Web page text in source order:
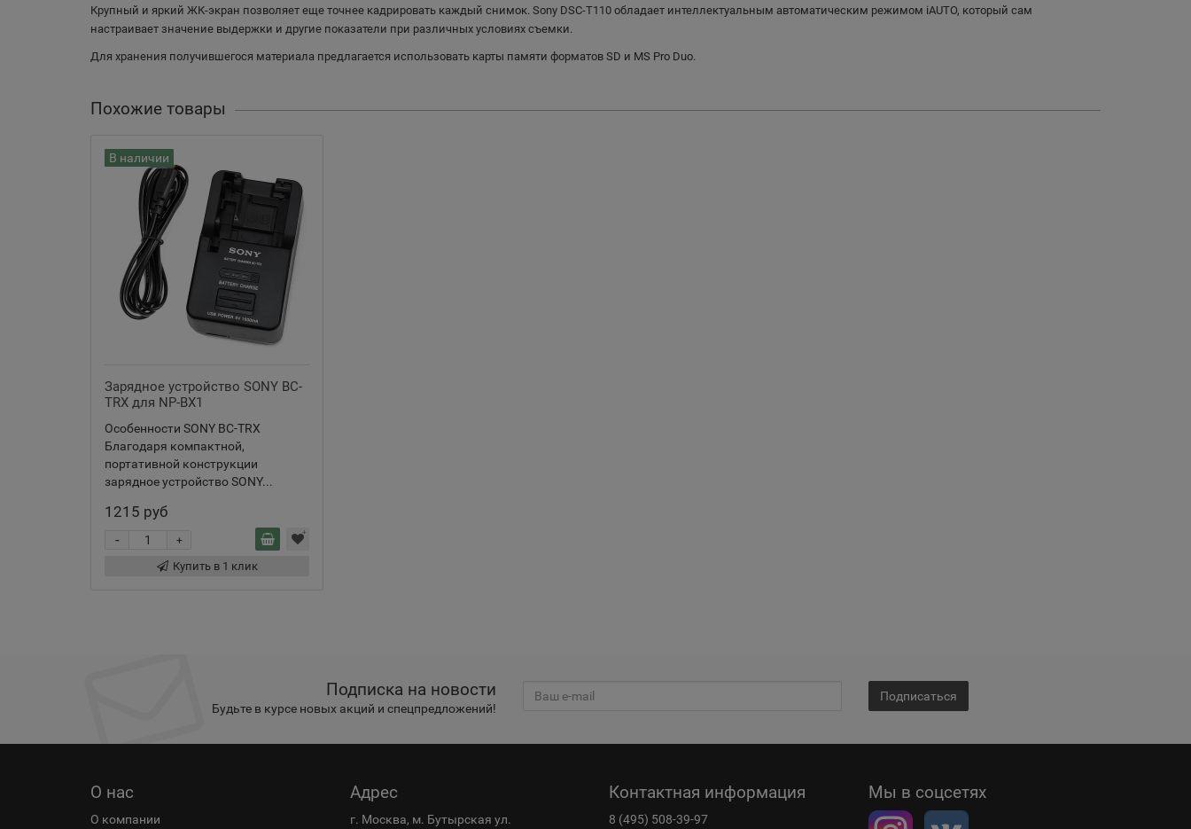
Крупный и яркий ЖК-экран позволяет еще точнее кадрировать каждый снимок. Sony DSC-T110 обладает интеллектуальным автоматическим режимом iAUTO, который сам
настраивает значение выдержки и другие показатели при различных условиях съемки.
Для хранения получившегося материала предлагается использовать карты памяти форматов SD и MS Pro Duo.
Похожие товары
В наличии
Зарядное устройство SONY BC-
TRX для NP-BX1
Особенности SONY BC-TRX
Благодаря компактной,
портативной конструкции
зарядное устройство SONY...
1215 руб
+
-
Купить в 1 клик
Подписка на новости
Будьте в курсе новых акций и спецпредложений!
Подписаться
О нас
О компании
Адрес
г. Москва, м. Бутырская ул.
Контактная информация
8 (495) 508-39-97
Мы в соцсетях